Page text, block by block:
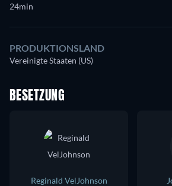
24min
PRODUKTIONSLAND
Vereinigte Staaten (US)
BESETZUNG
Reginald VelJohnson